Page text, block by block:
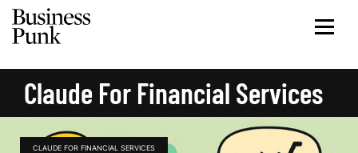
Claude For Financial Services
CLAUDE FOR FINANCIAL SERVICES